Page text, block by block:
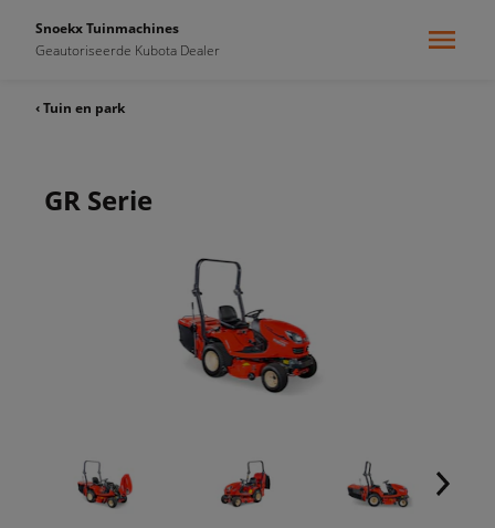
Snoekx Tuinmachines
Geautoriseerde Kubota Dealer
‹ Tuin en park
GR Serie